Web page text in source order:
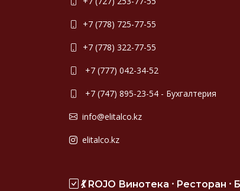
+7 (778) 725-77-55
+7 (778) 322-77-55
+7 (777) 042-34-52
+7 (747) 895-23-54 - Бухгалтерия
info@elitalco.kz
elitalco.kz
💃 ROJO Винотека ⸱ Ресторан ⸱